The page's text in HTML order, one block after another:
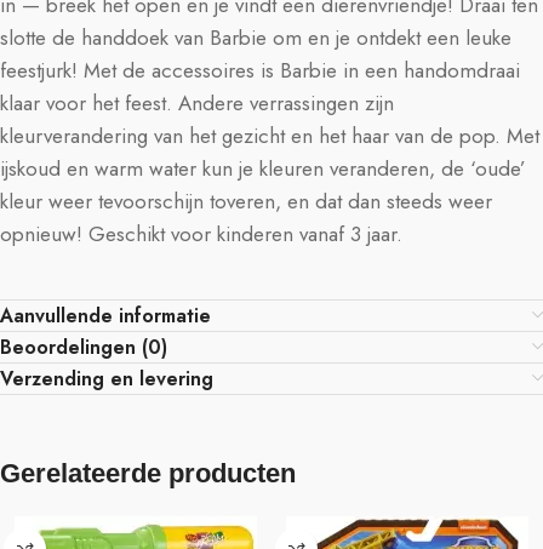
slotte de handdoek van Barbie om en je ontdekt een leuke
feestjurk! Met de accessoires is Barbie in een handomdraai
klaar voor het feest. Andere verrassingen zijn
kleurverandering van het gezicht en het haar van de pop. Met
ijskoud en warm water kun je kleuren veranderen, de ‘oude’
kleur weer tevoorschijn toveren, en dat dan steeds weer
opnieuw! Geschikt voor kinderen vanaf 3 jaar.
Aanvullende informatie
Beoordelingen (0)
Verzending en levering
Gerelateerde producten